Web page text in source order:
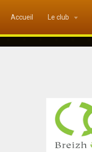
Accueil Le club